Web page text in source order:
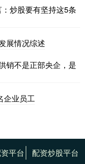
炒股要有坚持这5条
展情况综述
销不是正部央企，是
企业员工
平台 配资炒股平台